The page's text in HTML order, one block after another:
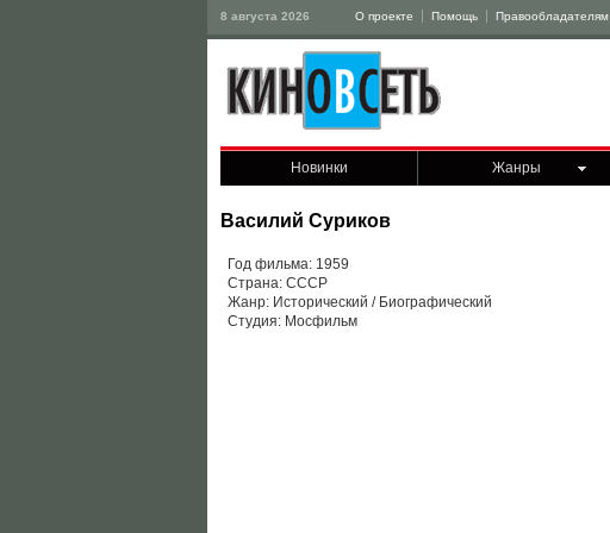
8 августа 2026 О проекте Помощь Правообладателям
Новинки Жанры
Василий Суриков
Год фильма: 1959
Страна: СССР
Жанр: Исторический / Биографический
Студия: Мосфильм